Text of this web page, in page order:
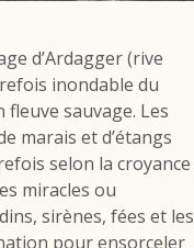
d’Ardagger (rive
inondable du
sauvage. Les
marais et d’étangs
selon la croyance
miracles ou
sirènes, fées et les
pour ensorceler